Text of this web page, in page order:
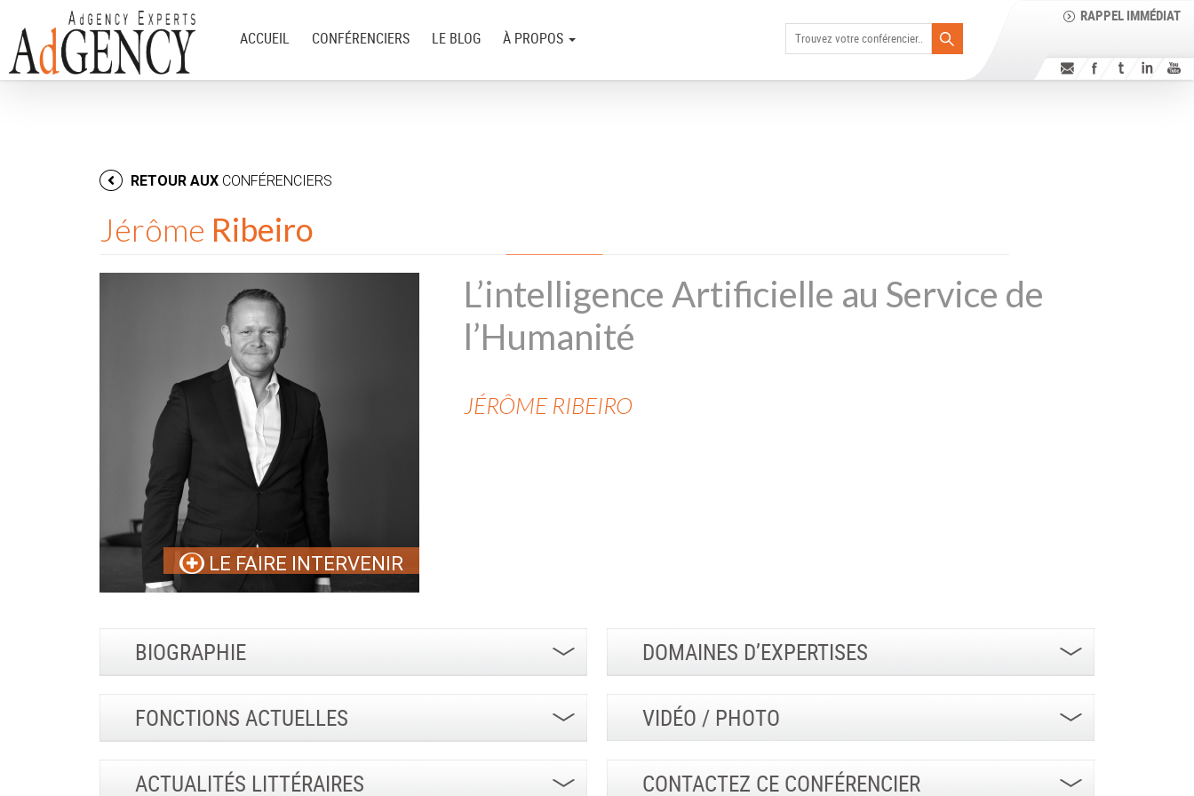
RAPPEL IMMÉDIAT
ACCUEIL CONFÉRENCIERS LE BLOG À PROPOS
RETOUR AUX CONFÉRENCIERS
Jérôme Ribeiro
LE FAIRE INTERVENIR
L’intelligence Artificielle au Service de
l’Humanité
JÉRÔME RIBEIRO
BIOGRAPHIE DOMAINES D’EXPERTISES
FONCTIONS ACTUELLES VIDÉO / PHOTO
ACTUALITÉS LITTÉRAIRES CONTACTEZ CE CONFÉRENCIER